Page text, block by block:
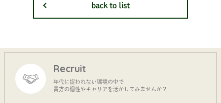
back to list
Recruit
年代に捉われない環境の中で
貴方の個性やキャリアを活かしてみませんか？